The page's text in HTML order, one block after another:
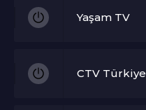
Yaşam TV
CTV Türkiye